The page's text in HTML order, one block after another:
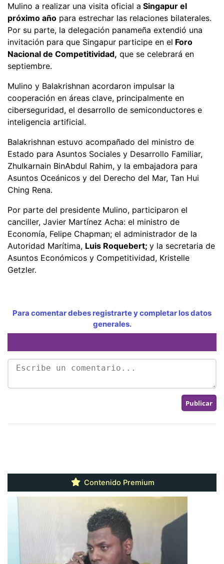
Mulino a realizar una visita oficial a Singapur el
próximo año para estrechar las relaciones bilaterales.
Por su parte, la delegación panameña extendió una
invitación para que Singapur participe en el Foro
Nacional de Competitividad, que se celebrará en
septiembre.
Mulino y Balakrishnan acordaron impulsar la
cooperación en áreas clave, principalmente en
ciberseguridad, el desarrollo de semiconductores e
inteligencia artificial.
Balakrishnan estuvo acompañado del ministro de
Estado para Asuntos Sociales y Desarrollo Familiar,
Zhulkarnain BinAbdul Rahim, y la embajadora para
Asuntos Oceánicos y del Derecho del Mar, Tan Hui
Ching Rena.
Por parte del presidente Mulino, participaron el
canciller, Javier Martínez Acha: el ministro de
Economía, Felipe Chapman; el administrador de la
Autoridad Marítima, Luis Roquebert; y la secretaria de
Asuntos Económicos y Competitividad, Kristelle
Getzler.
Para comentar debes registrarte y completar los datos
generales.
Contenido Premium